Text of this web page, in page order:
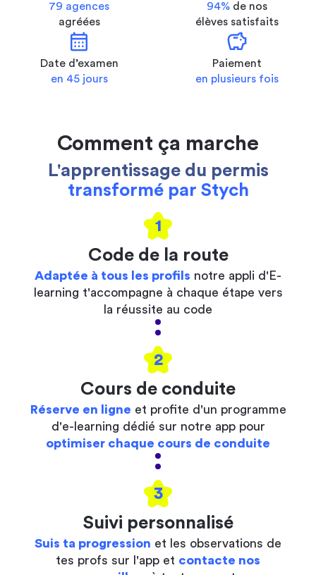
79 agences
agréées
94% de nos
élèves satisfaits
calendar_month
Date d’examen
en 45 jours
savings
Paiement
en plusieurs fois
Comment ça marche
L'apprentissage du permis
transformé par Stych
1
Code de la route
Adaptée à tous les profils notre appli d'E-
learning t'accompagne à chaque étape vers
la réussite au code
2
Cours de conduite
Réserve en ligne et profite d'un programme
d'e-learning dédié sur notre app pour
optimiser chaque cours de conduite
3
Suivi personnalisé
Suis ta progression et les observations de
tes profs sur l'app et contacte nos